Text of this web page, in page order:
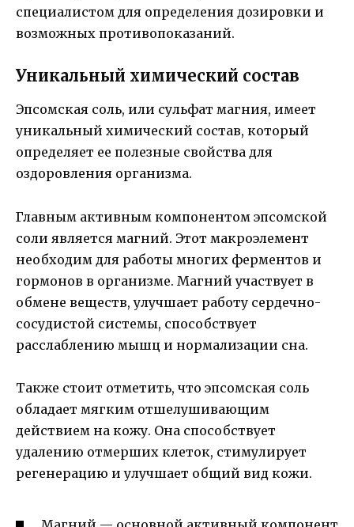
специалистом для определения дозировки и
возможных противопоказаний.
Уникальный химический состав
Эпсомская соль, или сульфат магния, имеет
уникальный химический состав, который
определяет ее полезные свойства для
оздоровления организма.
Главным активным компонентом эпсомской
соли является магний. Этот макроэлемент
необходим для работы многих ферментов и
гормонов в организме. Магний участвует в
обмене веществ, улучшает работу сердечно-
сосудистой системы, способствует
расслаблению мышц и нормализации сна.
Также стоит отметить, что эпсомская соль
обладает мягким отшелушивающим
действием на кожу. Она способствует
удалению отмерших клеток, стимулирует
регенерацию и улучшает общий вид кожи.